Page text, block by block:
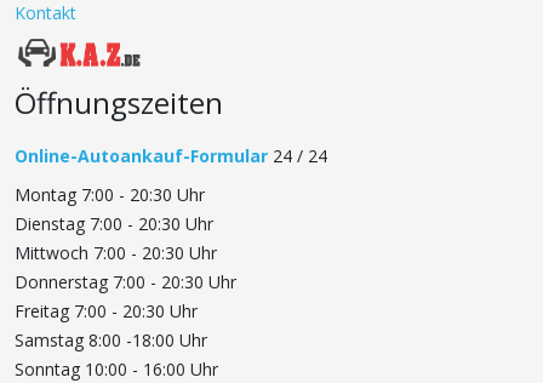
Kontakt
Öffnungszeiten
Online-Autoankauf-Formular 24 / 24
Montag 7:00 - 20:30 Uhr
Dienstag 7:00 - 20:30 Uhr
Mittwoch 7:00 - 20:30 Uhr
Donnerstag 7:00 - 20:30 Uhr
Freitag 7:00 - 20:30 Uhr
Samstag 8:00 -18:00 Uhr
Sonntag 10:00 - 16:00 Uhr